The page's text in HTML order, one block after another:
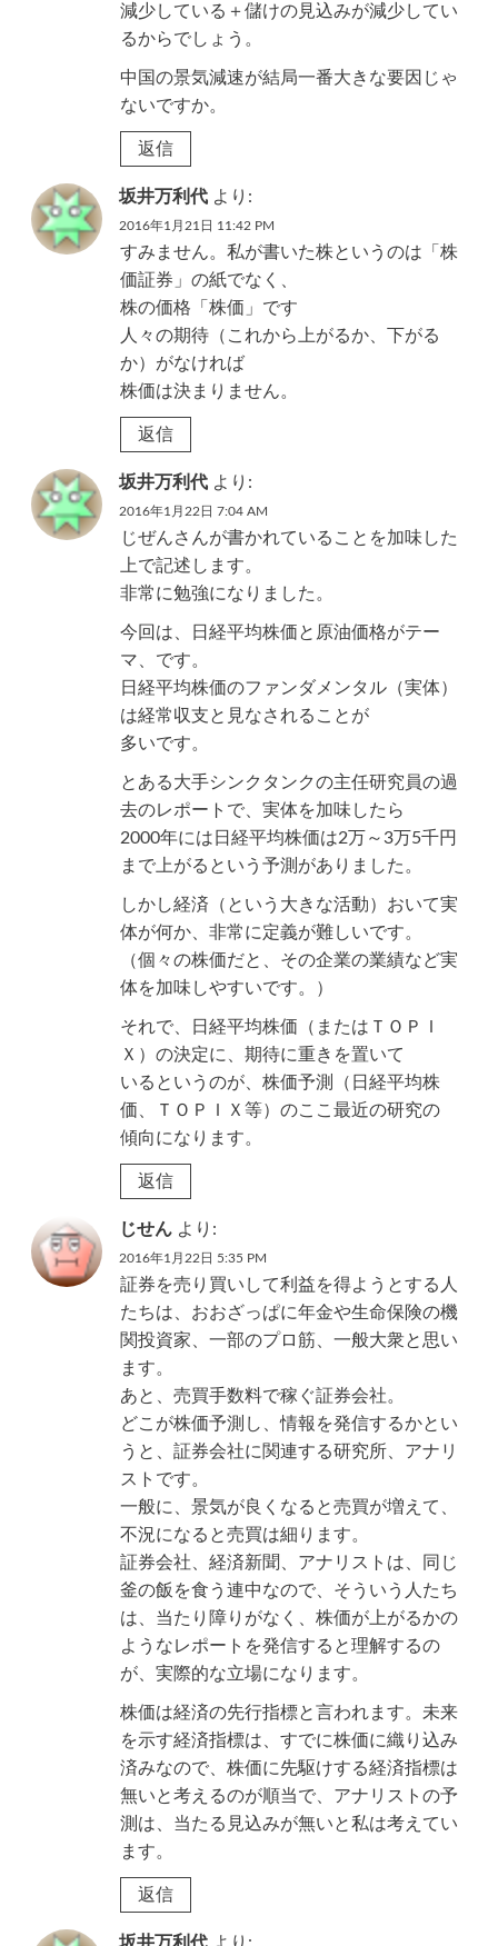
減少している＋儲けの見込みが減少してい
るからでしょう。
中国の景気減速が結局一番大きな要因じゃ
ないですか。
返信
坂井万利代 より:
2016年1月21日 11:42 PM
すみません。私が書いた株というのは「株
価証券」の紙でなく、
株の価格「株価」です
人々の期待（これから上がるか、下がる
か）がなければ
株価は決まりません。
返信
坂井万利代 より:
2016年1月22日 7:04 AM
じぜんさんが書かれていることを加味した
上で記述します。
非常に勉強になりました。
今回は、日経平均株価と原油価格がテー
マ、です。
日経平均株価のファンダメンタル（実体）
は経常収支と見なされることが
多いです。
とある大手シンクタンクの主任研究員の過
去のレポートで、実体を加味したら
2000年には日経平均株価は2万～3万5千円
まで上がるという予測がありました。
しかし経済（という大きな活動）おいて実
体が何か、非常に定義が難しいです。
（個々の株価だと、その企業の業績など実
体を加味しやすいです。）
それで、日経平均株価（またはＴＯＰＩ
Ｘ）の決定に、期待に重きを置いて
いるというのが、株価予測（日経平均株
価、ＴＯＰＩＸ等）のここ最近の研究の
傾向になります。
返信
じせん より:
2016年1月22日 5:35 PM
証券を売り買いして利益を得ようとする人
たちは、おおざっぱに年金や生命保険の機
関投資家、一部のプロ筋、一般大衆と思い
ます。
あと、売買手数料で稼ぐ証券会社。
どこが株価予測し、情報を発信するかとい
うと、証券会社に関連する研究所、アナリ
ストです。
一般に、景気が良くなると売買が増えて、
不況になると売買は細ります。
証券会社、経済新聞、アナリストは、同じ
釜の飯を食う連中なので、そういう人たち
は、当たり障りがなく、株価が上がるかの
ようなレポートを発信すると理解するの
が、実際的な立場になります。
株価は経済の先行指標と言われます。未来
を示す経済指標は、すでに株価に織り込み
済みなので、株価に先駆けする経済指標は
無いと考えるのが順当で、アナリストの予
測は、当たる見込みが無いと私は考えてい
ます。
返信
坂井万利代 より: